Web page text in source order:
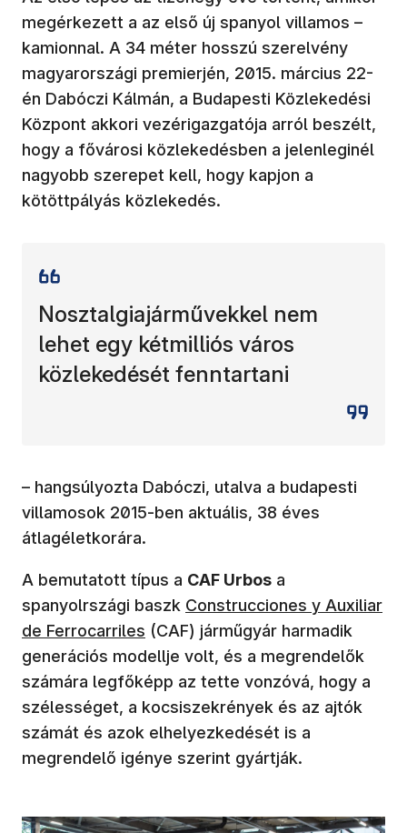
megérkezett a az első új spanyol villamos –
kamionnal. A 34 méter hosszú szerelvény
magyarországi premierjén, 2015. március 22-
én Dabóczi Kálmán, a Budapesti Közlekedési
Központ akkori vezérigazgatója arról beszélt,
hogy a fővárosi közlekedésben a jelenleginél
nagyobb szerepet kell, hogy kapjon a
kötöttpályás közlekedés.
Nosztalgiajárművekkel nem
lehet egy kétmilliós város
közlekedését fenntartani
– hangsúlyozta Dabóczi, utalva a budapesti
villamosok 2015-ben aktuális, 38 éves
átlagéletkorára.
A bemutatott típus a CAF Urbos a
spanyolrszági baszk (új ablakban nyílik meg)
Construcciones y Auxiliar
de Ferrocarriles (CAF) járműgyár harmadik
generációs modellje volt, és a megrendelők
számára legfőképp az tette vonzóvá, hogy a
szélességet, a kocsiszekrények és az ajtók
számát és azok elhelyezkedését is a
megrendelő igénye szerint gyártják.